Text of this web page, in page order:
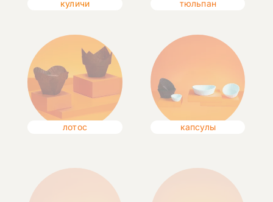
куличи тюльпан
лотос капсулы